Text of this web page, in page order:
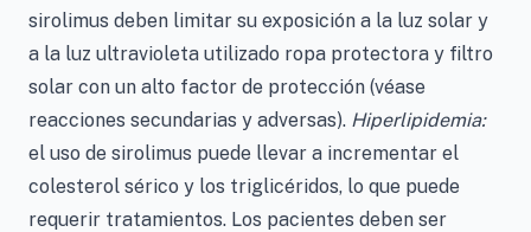
sirolimus deben limitar su exposición a la luz solar y
a la luz ultravioleta utilizado ropa protectora y filtro
solar con un alto factor de protección (véase
reacciones secundarias y adversas). Hiperlipidemia:
el uso de sirolimus puede llevar a incrementar el
colesterol sérico y los triglicéridos, lo que puede
requerir tratamientos. Los pacientes deben ser